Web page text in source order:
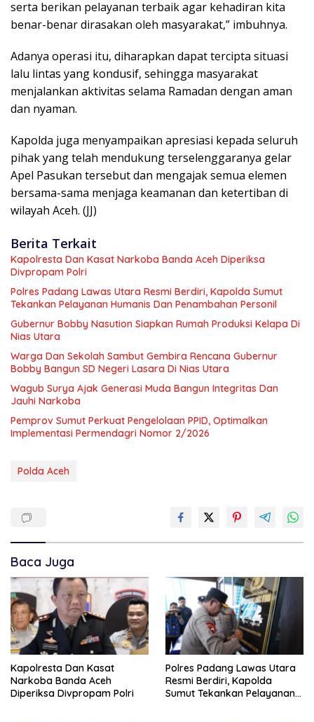
serta berikan pelayanan terbaik agar kehadiran kita
benar-benar dirasakan oleh masyarakat,” imbuhnya.
Adanya operasi itu, diharapkan dapat tercipta situasi
lalu lintas yang kondusif, sehingga masyarakat
menjalankan aktivitas selama Ramadan dengan aman
dan nyaman.
Kapolda juga menyampaikan apresiasi kepada seluruh
pihak yang telah mendukung terselenggaranya gelar
Apel Pasukan tersebut dan mengajak semua elemen
bersama-sama menjaga keamanan dan ketertiban di
wilayah Aceh. (JJ)
Berita Terkait
Kapolresta Dan Kasat Narkoba Banda Aceh Diperiksa
Divpropam Polri
Polres Padang Lawas Utara Resmi Berdiri, Kapolda Sumut
Tekankan Pelayanan Humanis Dan Penambahan Personil
Gubernur Bobby Nasution Siapkan Rumah Produksi Kelapa Di
Nias Utara
Warga Dan Sekolah Sambut Gembira Rencana Gubernur
Bobby Bangun SD Negeri Lasara Di Nias Utara
Wagub Surya Ajak Generasi Muda Bangun Integritas Dan
Jauhi Narkoba
Pemprov Sumut Perkuat Pengelolaan PPID, Optimalkan
Implementasi Permendagri Nomor 2/2026
Polda Aceh
Baca Juga
Kapolresta Dan Kasat
Narkoba Banda Aceh
Diperiksa Divpropam Polri
Polres Padang Lawas Utara
Resmi Berdiri, Kapolda
Sumut Tekankan Pelayanan